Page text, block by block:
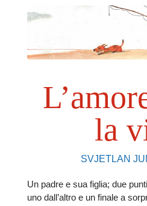
la
SVJETLAN
Un padre e sua figlia; due
uno dall’altro e un finale a